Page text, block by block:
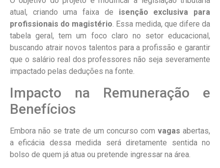
atual, criando uma faixa de isenção exclusiva para
profissionais do magistério. Essa medida, que difere da
tabela geral, tem um foco claro no setor educacional,
buscando atrair novos talentos para a profissão e garantir
que o salário real dos professores não seja severamente
impactado pelas deduções na fonte.
Impacto na Remuneração e
Benefícios
Embora não se trate de um concurso com vagas abertas,
a eficácia dessa medida será diretamente sentida no
bolso de quem já atua ou pretende ingressar na área.